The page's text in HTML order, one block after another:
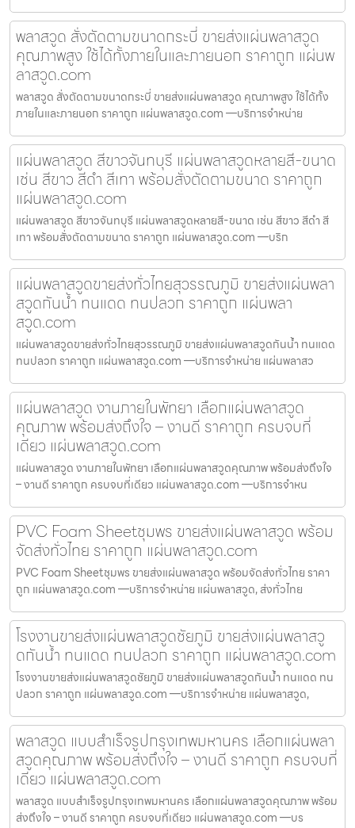
พลาสวูด สั่งตัดตามขนาดกระบี่ ขายส่งแผ่นพลาสวูด
คุณภาพสูง ใช้ได้ทั้งภายในและภายนอก ราคาถูก แผ่นพ
ลาสวูด.com
พลาสวูด สั่งตัดตามขนาดกระบี่ ขายส่งแผ่นพลาสวูด คุณภาพสูง ใช้ได้ทั้ง
ภายในและภายนอก ราคาถูก แผ่นพลาสวูด.com —บริการจำหน่าย
แผ่นพลาสวูด สีขาวจันทบุรี แผ่นพลาสวูดหลายสี-ขนาด
เช่น สีขาว สีดำ สีเทา พร้อมสั่งตัดตามขนาด ราคาถูก
แผ่นพลาสวูด.com
แผ่นพลาสวูด สีขาวจันทบุรี แผ่นพลาสวูดหลายสี-ขนาด เช่น สีขาว สีดำ สี
เทา พร้อมสั่งตัดตามขนาด ราคาถูก แผ่นพลาสวูด.com —บริก
แผ่นพลาสวูดขายส่งทั่วไทยสุวรรณภูมิ ขายส่งแผ่นพลา
สวูดกันน้ำ ทนแดด ทนปลวก ราคาถูก แผ่นพลา
สวูด.com
แผ่นพลาสวูดขายส่งทั่วไทยสุวรรณภูมิ ขายส่งแผ่นพลาสวูดกันน้ำ ทนแดด
ทนปลวก ราคาถูก แผ่นพลาสวูด.com —บริการจำหน่าย แผ่นพลาสว
แผ่นพลาสวูด งานภายในพัทยา เลือกแผ่นพลาสวูด
คุณภาพ พร้อมส่งถึงใจ – งานดี ราคาถูก ครบจบที่
เดียว แผ่นพลาสวูด.com
แผ่นพลาสวูด งานภายในพัทยา เลือกแผ่นพลาสวูดคุณภาพ พร้อมส่งถึงใจ
– งานดี ราคาถูก ครบจบที่เดียว แผ่นพลาสวูด.com —บริการจำหน
PVC Foam Sheetชุมพร ขายส่งแผ่นพลาสวูด พร้อม
จัดส่งทั่วไทย ราคาถูก แผ่นพลาสวูด.com
PVC Foam Sheetชุมพร ขายส่งแผ่นพลาสวูด พร้อมจัดส่งทั่วไทย ราคา
ถูก แผ่นพลาสวูด.com —บริการจำหน่าย แผ่นพลาสวูด, ส่งทั่วไทย
โรงงานขายส่งแผ่นพลาสวูดชัยภูมิ ขายส่งแผ่นพลาสวู
ดกันน้ำ ทนแดด ทนปลวก ราคาถูก แผ่นพลาสวูด.com
โรงงานขายส่งแผ่นพลาสวูดชัยภูมิ ขายส่งแผ่นพลาสวูดกันน้ำ ทนแดด ทน
ปลวก ราคาถูก แผ่นพลาสวูด.com —บริการจำหน่าย แผ่นพลาสวูด,
พลาสวูด แบบสำเร็จรูปกรุงเทพมหานคร เลือกแผ่นพลา
สวูดคุณภาพ พร้อมส่งถึงใจ – งานดี ราคาถูก ครบจบที่
เดียว แผ่นพลาสวูด.com
พลาสวูด แบบสำเร็จรูปกรุงเทพมหานคร เลือกแผ่นพลาสวูดคุณภาพ พร้อม
ส่งถึงใจ – งานดี ราคาถูก ครบจบที่เดียว แผ่นพลาสวูด.com —บร